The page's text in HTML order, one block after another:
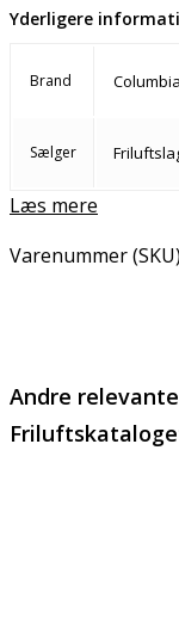
Yderligere
Brand Columbia
Sælger
Læs mere
Varenummer
Andre